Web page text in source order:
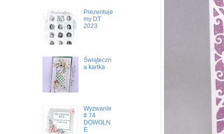
Prezentuje
my DT
2023
Świąteczn
a kartka
Wyzwanie
# 74
DOWOLN
E